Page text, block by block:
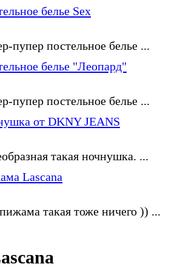
белье Sex
пупер постельное белье ...
белье "Леопард"
пупер постельное белье ...
от DKNY JEANS
такая ночнушка. ...
Lascana
такая тоже ничего )) ...